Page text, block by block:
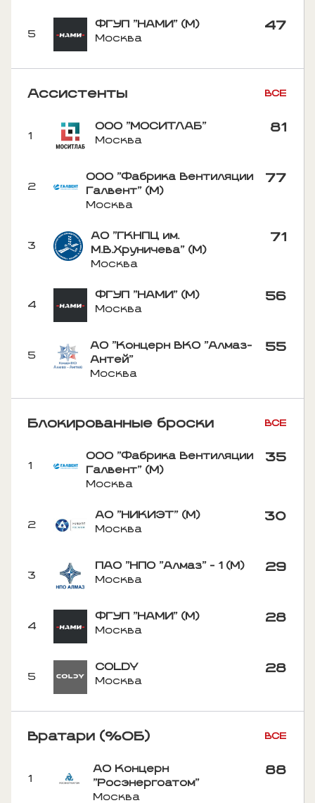
5
ФГУП "НАМИ" (М)
Москва
47
Ассистенты ВСЕ
1
ООО "МОСИТЛАБ"
Москва
81
2
ООО "Фабрика Вентиляции
Галвент" (М)
Москва
77
3
АО "ГКНПЦ им.
М.В.Хруничева" (М)
Москва
71
4
ФГУП "НАМИ" (М)
Москва
56
5
АО "Концерн ВКО "Алмаз-
Антей"
Москва
55
Блокированные броски ВСЕ
1
ООО "Фабрика Вентиляции
Галвент" (М)
Москва
35
2
АО "НИКИЭТ" (М)
Москва
30
3
ПАО "НПО "Алмаз" - 1 (М)
Москва
29
4
ФГУП "НАМИ" (М)
Москва
28
5
COLDY
Москва
28
Вратари (%ОБ) ВСЕ
1
АО Концерн
"Росэнергоатом"
Москва
88